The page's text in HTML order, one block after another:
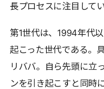
長プロセスに注目してい
第1世代は、1994年代
起こった世代である。
リババ。自ら先頭に立
ンを引き起こすと同時